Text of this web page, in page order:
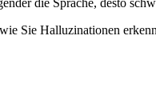
Sie Halluzinationen